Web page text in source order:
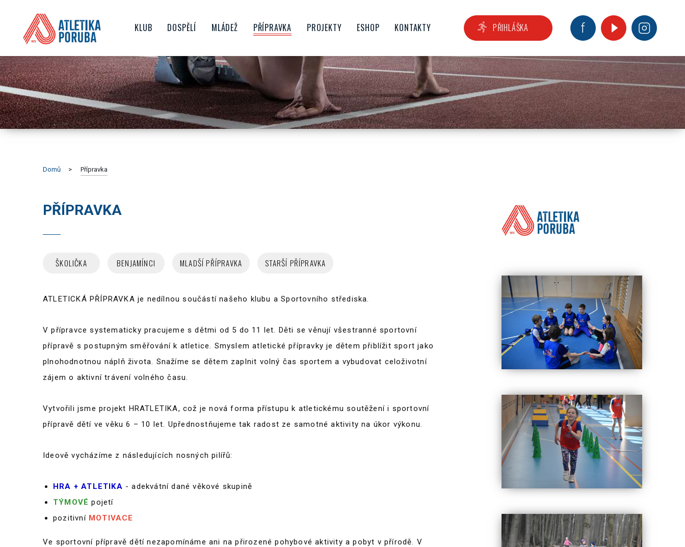
KLUB
HISTORIE KLUBU
NEJVĚTŠÍ ÚSPĚCHY
SPORTOVIŠTĚ
JAK SE STÁT ČLENEM KLUBU
ČLENSKÉ PŘÍSPĚVKY
DOSPĚLÍ
ZÁVODY
AKTUALITY
MLÁDEŽ
DOROST
JUNIOŘI
PŘÍPRAVKA
BENJAMÍNCI
MLADŠÍ PŘÍPRAVKA
STARŠÍ PŘÍPRAVKA
PROJEKTY
PŘÍMĚSTSKÉ TÁBORY
ATLETIKA PRO ŠKOLY
ATLETIKA PRO RODINU
KONDIČNÍ BĚHÁNÍ
PŘÍPRAVKOVÝ DESETIBOJ
ESHOP KONTAKTY PŘIHLÁŠKA
Domů Přípravka
PŘÍPRAVKA
ŠKOLIČKA BENJAMÍNCI MLADŠÍ PŘÍPRAVKA STARŠÍ PŘÍPRAVKA
ATLETICKÁ PŘÍPRAVKA je nedílnou součástí našeho klubu a Sportovního střediska.
V přípravce systematicky pracujeme s dětmi od 5 do 11 let. Děti se věnují všestranné sportovní
přípravě s postupným směřování k atletice. Smyslem atletické přípravky je dětem přiblížit sport jako
plnohodnotnou náplň života. Snažíme se dětem zaplnit volný čas sportem a vybudovat celoživotní
zájem o aktivní trávení volného času.
Vytvořili jsme projekt HRATLETIKA, což je nová forma přístupu k atletickému soutěžení i sportovní
přípravě dětí ve věku 6 – 10 let. Upřednostňujeme tak radost ze samotné aktivity na úkor výkonu.
Ideově vycházíme z následujících nosných pilířů:
HRA + ATLETIKA - adekvátní dané věkové skupině
TÝMOVÉ pojetí
pozitivní MOTIVACE
Ve sportovní přípravě dětí nezapomínáme ani na přirozené pohybové aktivity a pobyt v přírodě. V